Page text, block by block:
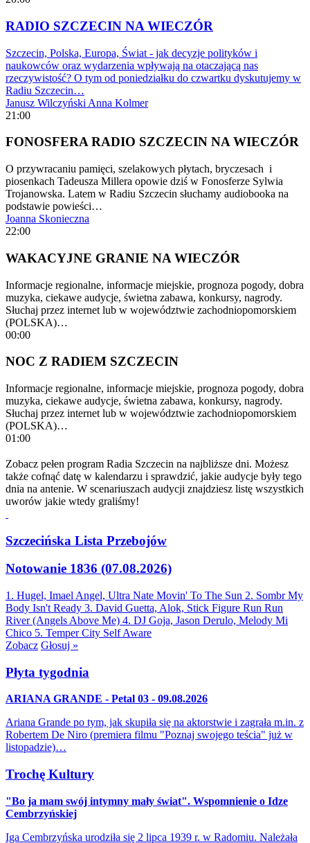
RADIO SZCZECIN NA WIECZÓR
Szczecin, Polska, Europa, Świat - jak decyzje polityków i
naukowców oraz wydarzenia wpływają na otaczającą nas
rzeczywistość? O tym od poniedziałku do czwartku dyskutujemy w
Radiu Szczecin…
Janusz Wilczyński Anna Kolmer
21:00
FONOSFERA RADIO SZCZECIN NA WIECZÓR
O przywracaniu pamięci, szelakowych płytach, bryczesach i
piosenkach Tadeusza Millera opowie dziś w Fonosferze Sylwia
Trojanowska. Latem w Radiu Szczecin słuchamy audiobooka na
podstawie powieści…
Joanna Skonieczna
22:00
WAKACYJNE GRANIE NA WIECZÓR
Informacje regionalne, informacje miejskie, prognoza pogody, dobra
muzyka, ciekawe audycje, świetna zabawa, konkursy, nagrody.
Słuchaj przez internet lub w województwie zachodniopomorskiem
(POLSKA)…
00:00
NOC Z RADIEM SZCZECIN
Informacje regionalne, informacje miejskie, prognoza pogody, dobra
muzyka, ciekawe audycje, świetna zabawa, konkursy, nagrody.
Słuchaj przez internet lub w województwie zachodniopomorskiem
(POLSKA)…
01:00
Zobacz pełen program Radia Szczecin na najbliższe dni. Możesz
także cofnąć datę w kalendarzu i sprawdzić, jakie audycje były tego
dnia na antenie. W scenariuszach audycji znajdziesz listę wszystkich
uworów jakie wtedy graliśmy!
Szczecińska Lista Przebojów
Notowanie 1836 (07.08.2026)
1. Hugel, Imael Angel, Ultra Nate Movin' To The Sun 2. Sombr My
Body Isn't Ready 3. David Guetta, Alok, Stick Figure Run Run
River (Angels Above Me) 4. DJ Goja, Jason Derulo, Melody Mi
Chico 5. Temper City Self Aware
Zobacz Głosuj »
Płyta tygodnia
ARIANA GRANDE - Petal 03 - 09.08.2026
Ariana Grande po tym, jak skupiła się na aktorstwie i zagrała m.in. z
Robertem De Niro (premiera filmu "Poznaj swojego teścia" już w
listopadzie)…
Trochę Kultury
"Bo ja mam swój intymny mały świat". Wspomnienie o Idze
Cembrzyńskiej
Iga Cembrzyńska urodziła się 2 lipca 1939 r. w Radomiu. Należała